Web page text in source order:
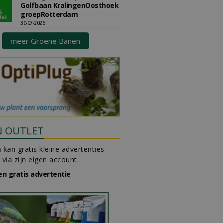
Golfbaan KralingenOosthoek
groepRotterdam
30-07-2026
meer Groene Banen
OUTLET
kan gratis kleine advertenties
zijn eigen account.
gratis advertentie